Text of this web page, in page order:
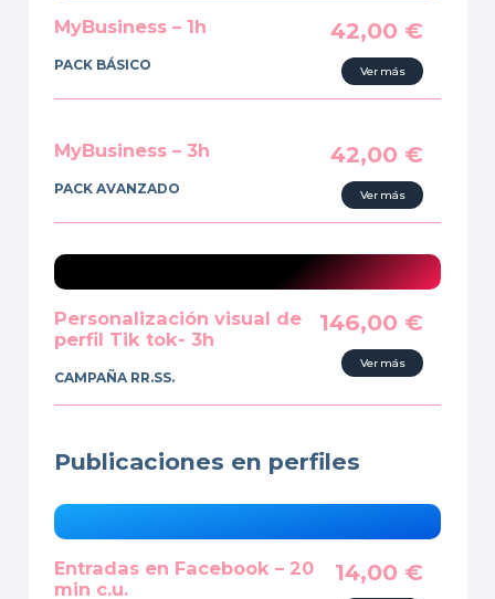
MyBusiness – 1h
PACK BÁSICO
42,00 €
Ver más
MyBusiness – 3h
PACK AVANZADO
42,00 €
Ver más
Personalización visual de
perfil Tik tok- 3h
CAMPAÑA RR.SS.
146,00 €
Ver más
Publicaciones en perfiles
Entradas en Facebook – 20
min c.u.
14,00 €